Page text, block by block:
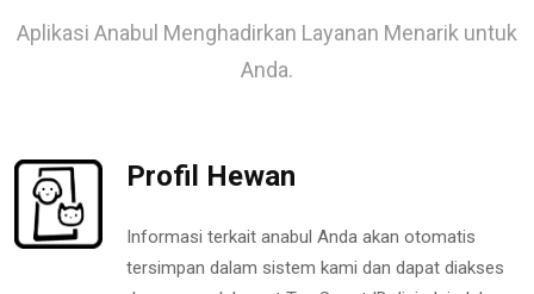
Aplikasi Anabul Menghadirkan Layanan Menarik untuk
Anda.
Profil Hewan
Informasi terkait anabul Anda akan otomatis
tersimpan dalam sistem kami dan dapat diakses